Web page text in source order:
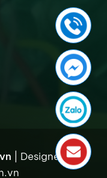
| Designed by